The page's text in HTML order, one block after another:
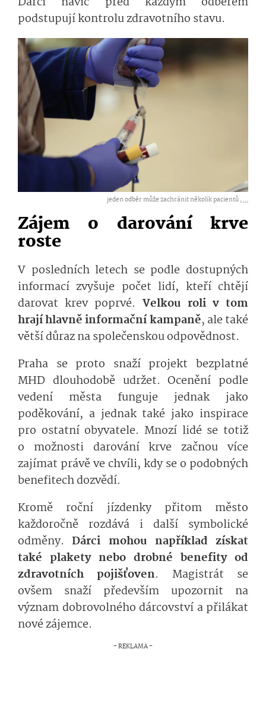
podstupují kontrolu zdravotního stavu.
jeden odběr může zachránit několik pacientů ,...
Zájem o darování krve
roste
V posledních letech se podle dostupných
informací zvyšuje počet lidí, kteří chtějí
darovat krev poprvé. Velkou roli v tom
hrají hlavně informační kampaně, ale také
větší důraz na společenskou odpovědnost.
Praha se proto snaží projekt bezplatné
MHD dlouhodobě udržet. Ocenění podle
vedení města funguje jednak jako
poděkování, a jednak také jako inspirace
pro ostatní obyvatele. Mnozí lidé se totiž
o možnosti darování krve začnou více
zajímat právě ve chvíli, kdy se o podobných
benefitech dozvědí.
Kromě roční jízdenky přitom město
každoročně rozdává i další symbolické
odměny.Dárci mohou například získat
také plakety nebo drobné benefity od
zdravotních pojišťoven. Magistrát se
ovšem snaží především upozornit na
význam dobrovolného dárcovství a přilákat
nové zájemce.